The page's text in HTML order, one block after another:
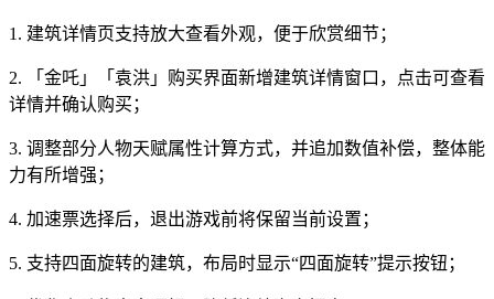
1. 建筑详情页支持放大查看外观，便于欣赏细节；
2. 「金吒」「袁洪」购买界面新增建筑详情窗口，点击可查看
详情并确认购买；
3. 调整部分人物天赋属性计算方式，并追加数值补偿，整体能
力有所增强；
4. 加速票选择后，退出游戏前将保留当前设置；
5. 支持四面旋转的建筑，布局时显示“四面旋转”提示按钮；